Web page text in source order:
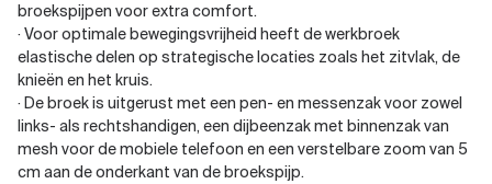
broekspijpen voor extra comfort.
· Voor optimale bewegingsvrijheid heeft de werkbroek
elastische delen op strategische locaties zoals het zitvlak, de
knieën en het kruis.
· De broek is uitgerust met een pen- en messenzak voor zowel
links- als rechtshandigen, een dijbeenzak met binnenzak van
mesh voor de mobiele telefoon en een verstelbare zoom van 5
cm aan de onderkant van de broekspijp.